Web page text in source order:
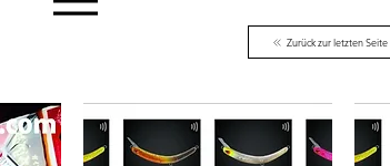
Zurück zur letzten Seite